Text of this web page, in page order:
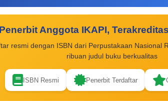
Anggota IKAPI,
resmi dengan ISBN dari Perpustakaan Nasional
ribuan judul buku berkualitas
ISBN Resmi Penerbit Terdaftar